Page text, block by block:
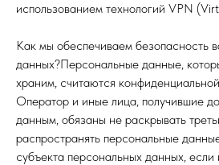
использованием технологий VPN
Как мы обеспечиваем безопасность
данных?Персональные данные,
храним, считаются
Оператор и иные лица, получившие
данным, обязаны не раскрывать
распространять персональные
субъекта персональных данных,